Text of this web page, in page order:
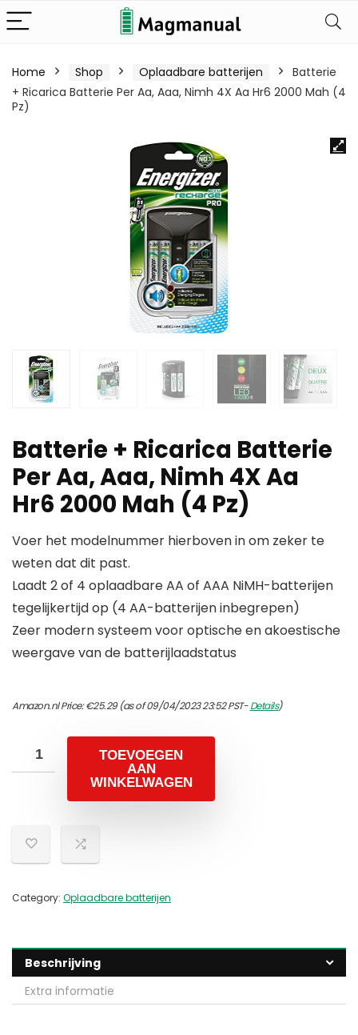
Home Shop Oplaadbare batterijen
Batterie
+ Ricarica Batterie Per Aa, Aaa, Nimh 4X Aa Hr6 2000 Mah (4
Pz)
Batterie + Ricarica Batterie
Per Aa, Aaa, Nimh 4X Aa
Hr6 2000 Mah (4 Pz)
Voer het modelnummer hierboven in om zeker te
weten dat dit past.
Laadt 2 of 4 oplaadbare AA of AAA NiMH-batterijen
tegelijkertijd op (4 AA-batterijen inbegrepen)
Zeer modern systeem voor optische en akoestische
weergave van de batterijlaadstatus
Amazon.nl Price:€25.29(as of 09/04/2023 23:52 PST-Details)
TOEVOEGEN
AAN
WINKELWAGEN
Category: Oplaadbare batterijen
Beschrijving
Extra informatie